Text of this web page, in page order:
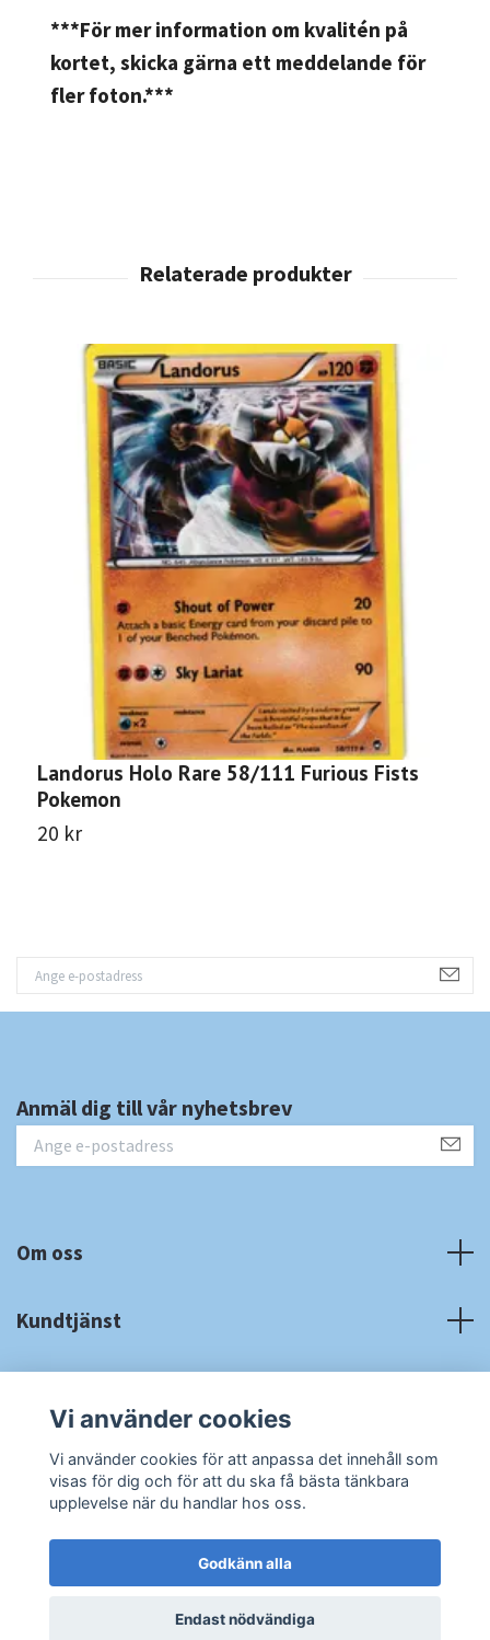
***För mer information om kvalitén på
kortet, skicka gärna ett meddelande för
fler foton.***
Landorus Holo Rare 58/111 Furious Fists
Pokemon
20 kr
Anmäl dig till vår nyhetsbrev
Om oss
Kundtjänst
Sociala medier
© 2026 RA CardshopPowered by Quickbutik
Vi använder cookies
Vi använder cookies för att anpassa det innehåll som
visas för dig och för att du ska få bästa tänkbara
upplevelse när du handlar hos oss.
Godkänn alla
Endast nödvändiga